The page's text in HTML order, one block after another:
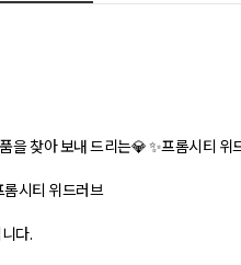
을 찾아 보내 드리는💎 ✨프롬시티 위
시티 위드러브
다.